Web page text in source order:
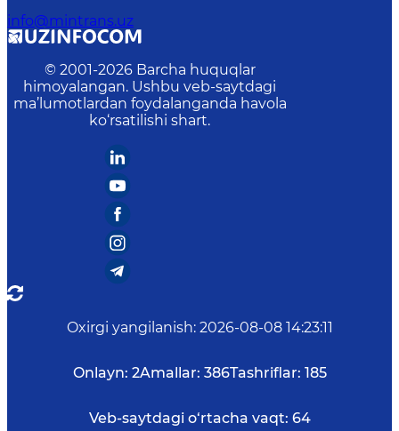
info@mintrans.uz
© 2001-2026 Barcha huquqlar
himoyalangan. Ushbu veb-saytdagi
ma’lumotlardan foydalanganda havola
ko‘rsatilishi shart.
Oxirgi yangilanish: 2026-08-08 14:23:11
Onlayn: 2Amallar: 386Tashriflar: 185
Veb-saytdagi o‘rtacha vaqt: 64